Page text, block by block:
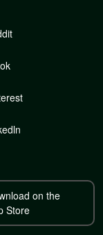
on the
Store